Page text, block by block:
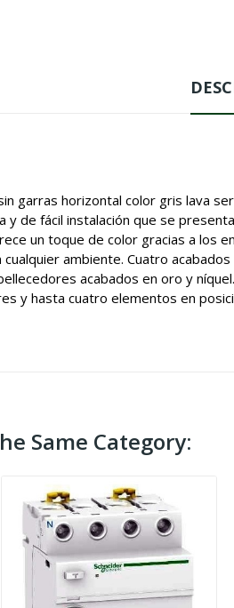
garras horizontal color gris lava
y de fácil instalación que se
un toque de color gracias a
cualquier ambiente. Cuatro
acabados en oro y
y hasta cuatro elementos en
Same Category: